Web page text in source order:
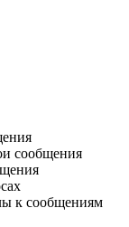
сообщения
к сообщениям